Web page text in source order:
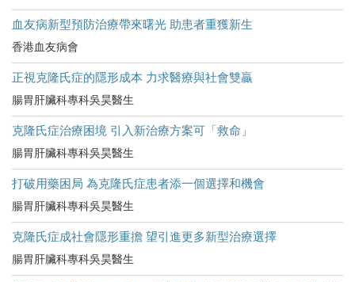
血友病新型預防治療帶來曙光 助患者重獲新生
香港血友病會
正視克隆氏症的隱形成本 力求醫療與社會雙贏
腸胃肝臟科專科吳昊醫生
克隆氏症治療困境 引入新治療方案可「救命」
腸胃肝臟科專科吳昊醫生
打破用藥困局 為克隆氏症患者添一個選擇和機會
腸胃肝臟科專科吳昊醫生
克隆氏症成社會隱形重擔 望引進更多新型治療選擇
腸胃肝臟科專科吳昊醫生